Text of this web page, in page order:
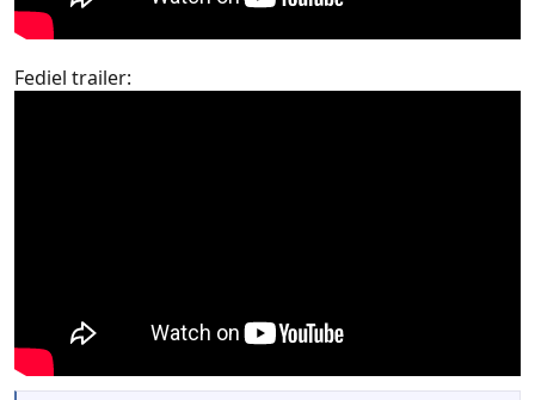
Fediel trailer: